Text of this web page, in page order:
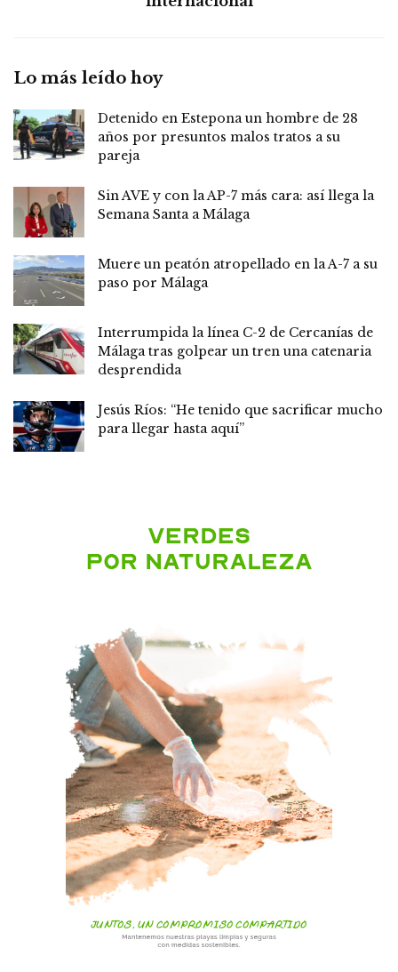
Lo más leído hoy
Detenido en Estepona un hombre de 28
años por presuntos malos tratos a su
pareja
Sin AVE y con la AP-7 más cara: así llega la
Semana Santa a Málaga
Muere un peatón atropellado en la A-7 a su
paso por Málaga
Interrumpida la línea C-2 de Cercanías de
Málaga tras golpear un tren una catenaria
desprendida
Jesús Ríos: “He tenido que sacrificar mucho
para llegar hasta aquí”